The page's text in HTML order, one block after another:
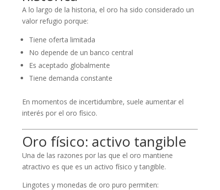
A lo largo de la historia, el oro ha sido considerado un
valor refugio porque:
Tiene oferta limitada
No depende de un banco central
Es aceptado globalmente
Tiene demanda constante
En momentos de incertidumbre, suele aumentar el
interés por el oro físico.
Oro físico: activo tangible
Una de las razones por las que el oro mantiene
atractivo es que es un activo físico y tangible.
Lingotes y monedas de oro puro permiten: